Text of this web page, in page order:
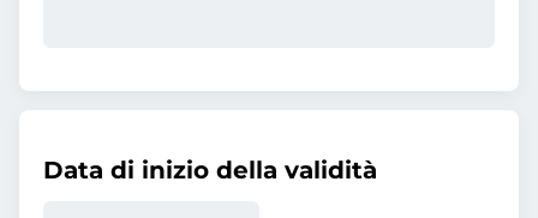
Data di inizio della validità